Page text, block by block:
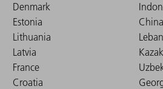
Denmark
Estonia
Lithuania
Latvia
France
Croatia
China